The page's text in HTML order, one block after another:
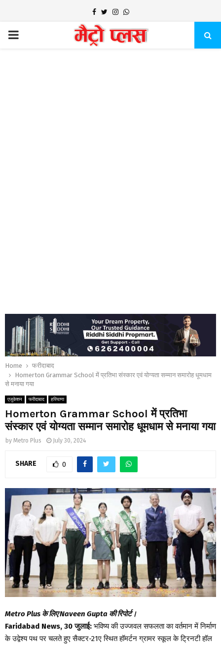
Facebook
TwitterInstagram
Whatsapp
PRIMARY
Home
फरीदाबाद
Homerton Grammar School में प्रतिभा संस्कार एवं योग्यता सम्मान समारोह धूमधाम
से मनाया गया
एजुकेशन फरीदाबाद हरियाणा
Homerton Grammar School में प्रतिभा
संस्कार एवं योग्यता सम्मान समारोह धूमधाम से मनाया गया
by Metro Plus July 30, 2024
SHARE 0
Metro Plus के लिए Naveen Gupta की रिपोर्ट।
Faridabad News, 30 जुलाई: भविष्य की उज्जवल सफलता का वर्तमान में निर्माण
के उद्वेश्य पथ पर चलते हुए सैक्टर-21ए स्थित हॉमर्टन ग्रामर स्कूल के ट्रिनटी हॉल